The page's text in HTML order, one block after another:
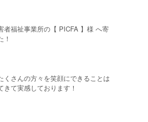
者福祉事業所の【 PICFA 】様 へ寄
！
くさんの方々を笑顔にできることは
きて実感しております！